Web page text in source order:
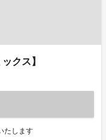
クス】
たします